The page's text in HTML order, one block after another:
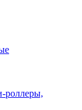
роллеры,